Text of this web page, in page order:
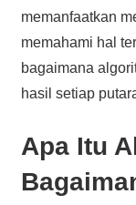
memanfaatkan
memahami hal
bagaimana
hasil setiap
Apa Itu